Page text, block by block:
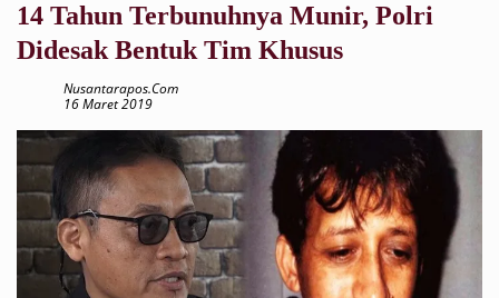
14 Tahun Terbunuhnya Munir, Polri
Didesak Bentuk Tim Khusus
Nusantarapos.com
16 Maret 2019